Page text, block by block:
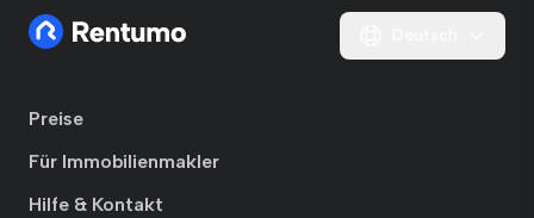
Preise
Für Immobilienmakler
Hilfe & Kontakt